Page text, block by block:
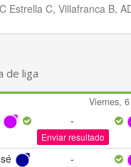
Estrella C, Villafranca B,
de liga
Viernes,
-
Enviar resultado
-